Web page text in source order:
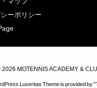
ーポリシー
2026 MOTENNIS ACADEMY &
Luxeritas Theme is provided by "